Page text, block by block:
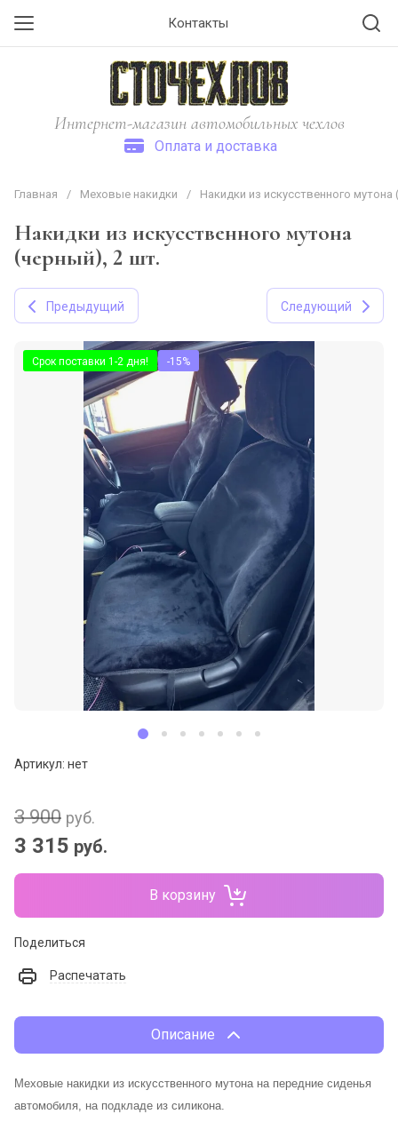
Контакты
Интернет-магазин автомобильных чехлов
Оплата и доставка
Главная / Меховые накидки / Накидки из искусственного
Накидки из искусственного мутона
(черный), 2 шт.
Предыдущий Следующий
Срок поставки 1-2 дня! -15%
Артикул: нет
3 900 руб.
3 315 руб.
В корзину
Поделиться
Распечатать
Описание
Меховые накидки из искусственного мутона на передние сиденья
автомобиля, на подкладе из силикона.